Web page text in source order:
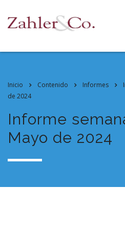
Inicio Contenido Informes
de 2024
Informe
Mayo de 2024